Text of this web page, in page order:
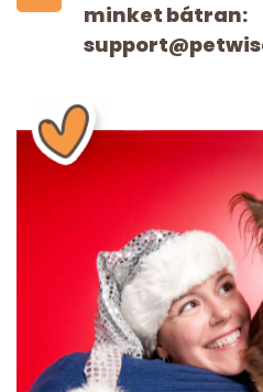
minket bátran: